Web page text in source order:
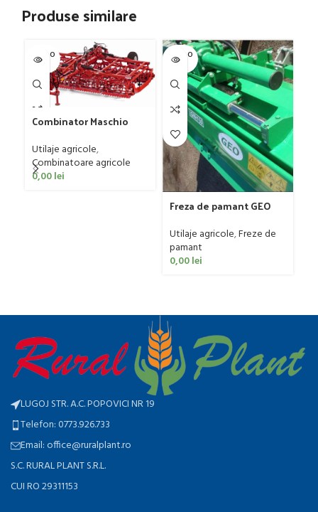
Produse similare
SOLD O
UT
Combinator Maschio
Sandokan, 120-190 CP
Utilaje agricole,
Combinatoare agricole
0,00lei
SOLD O
UT
Freza de pamant GEO
Utilaje agricole,Freze de
pamant
0,00lei
LUGOJ STR. A.C. POPOVICI NR 19
Telefon: 0773.926.733
Email: office@ruralplant.ro
S.C. RURAL PLANT S.R.L.
CUI RO 29311153